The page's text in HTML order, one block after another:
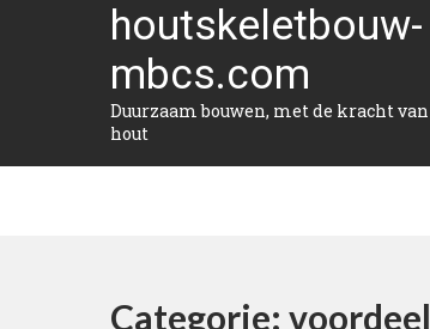
houtskeletbouw-
mbcs.com
Duurzaam bouwen, met de kracht van
hout
Categorie: voordeel